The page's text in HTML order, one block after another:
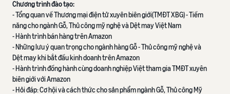
Chương trình đào tạo:
- Tổng quan về Thương mại điện tử xuyên biên giới(TMĐT XBG) - Tiềm
năng cho ngành Gỗ, Thủ công mỹ nghệ và Dệt may Việt Nam
- Hành trình bán hàng trên Amazon
- Những lưu ý quan trọng cho ngành hàng Gỗ - Thủ công mỹ nghệ và
Dệt may khi bắt đầu kinh doanh trên Amazon
- Hành trình đồng hành cùng doanh nghiệp Việt tham gia TMĐT xuyên
biên giới với Amazon
- Hỏi đáp: Cơ hội và cách thức cho sản phẩm ngành Gỗ, Thủ công Mỹ